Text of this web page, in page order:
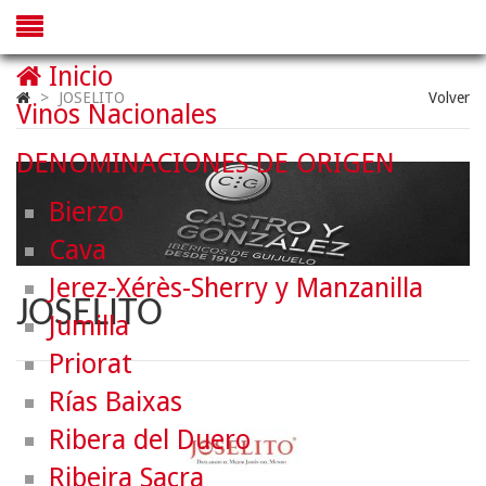
> JOSELITO Volver
JOSELITO
Inicio
Vinos Nacionales
DENOMINACIONES DE ORIGEN
Bierzo
Cava
Jerez-Xérès-Sherry y Manzanilla
Jumilla
Priorat
Rías Baixas
Ribera del Duero
Ribeira Sacra